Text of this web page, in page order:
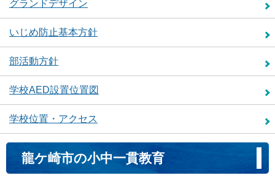
グランドデザイン
いじめ防止基本方針
部活動方針
学校AED設置位置図
学校位置・アクセス
龍ケ崎市の小中一貫教育